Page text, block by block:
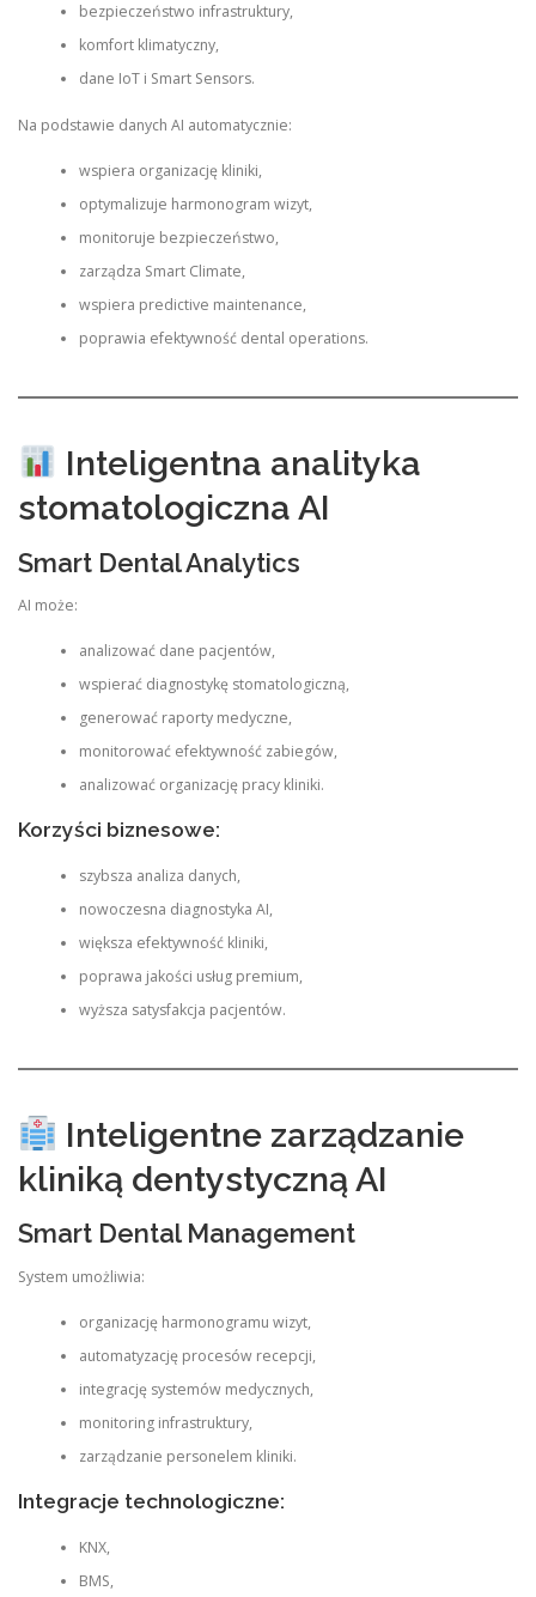
bezpieczeństwo infrastruktury,
komfort klimatyczny,
dane IoT i Smart Sensors.
Na podstawie danych AI automatycznie:
wspiera organizację kliniki,
optymalizuje harmonogram wizyt,
monitoruje bezpieczeństwo,
zarządza Smart Climate,
wspiera predictive maintenance,
poprawia efektywność dental operations.
Inteligentna analityka
stomatologiczna AI
Smart Dental Analytics
AI może:
analizować dane pacjentów,
wspierać diagnostykę stomatologiczną,
generować raporty medyczne,
monitorować efektywność zabiegów,
analizować organizację pracy kliniki.
Korzyści biznesowe:
szybsza analiza danych,
nowoczesna diagnostyka AI,
większa efektywność kliniki,
poprawa jakości usług premium,
wyższa satysfakcja pacjentów.
Inteligentne zarządzanie
kliniką dentystyczną AI
Smart Dental Management
System umożliwia:
organizację harmonogramu wizyt,
automatyzację procesów recepcji,
integrację systemów medycznych,
monitoring infrastruktury,
zarządzanie personelem kliniki.
Integracje technologiczne:
KNX,
BMS,